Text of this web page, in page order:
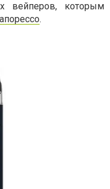
вейперов, которым
.